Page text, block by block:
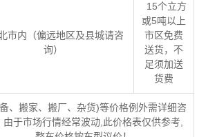
市内（偏远地区及县城请咨
询）
15个立方
或5吨以上
市区免费
送货，不
足须加送
货费
、搬家、搬厂、杂货)等价格例外需详细咨
由于市场行情经常波动,此价格表仅供参考,